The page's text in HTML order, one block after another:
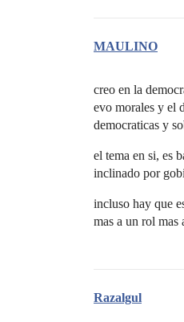
MAULINO
creo en la
evo morales y el
democraticas y
el tema en si, es
inclinado por
incluso hay que
mas a un rol
Razalgul